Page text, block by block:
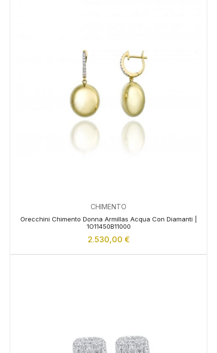
CHIMENTO
Orecchini Chimento Donna Armillas Acqua Con Diamanti |
1O11450B11000
2.530,00 €